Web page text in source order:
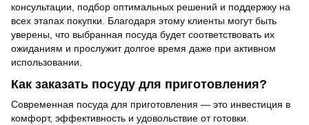
консультации, подбор оптимальных решений и поддержку на
всех этапах покупки. Благодаря этому клиенты могут быть
уверены, что выбранная посуда будет соответствовать их
ожиданиям и прослужит долгое время даже при активном
использовании.
Как заказать посуду для приготовления?
Современная посуда для приготовления — это инвестиция в
комфорт, эффективность и удовольствие от готовки.